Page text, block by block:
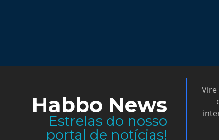
Habbo News
Estrelas do nosso
portal de notícias!
Vire